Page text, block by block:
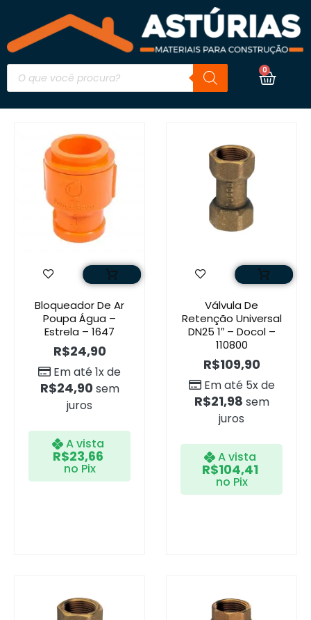
0
Bloqueador De Ar
Poupa Água –
Estrela – 1647
R$24,90
Em até 1x de
R$24,90 sem
juros
A vista
R$23,66
no Pix
Válvula De
Retenção Universal
DN25 1″ – Docol –
110800
R$109,90
Em até 5x de
R$21,98 sem
juros
A vista
R$104,41
no Pix